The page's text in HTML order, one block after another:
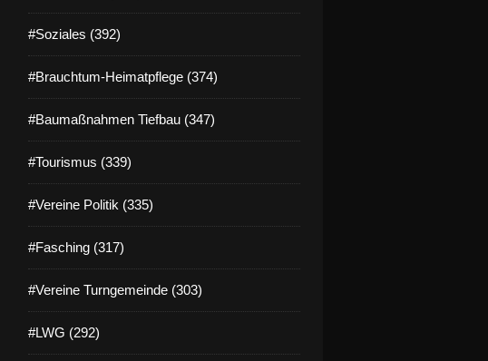
#Soziales (392)
#Brauchtum-Heimatpflege (374)
#Baumaßnahmen Tiefbau (347)
#Tourismus (339)
#Vereine Politik (335)
#Fasching (317)
#Vereine Turngemeinde (303)
#LWG (292)